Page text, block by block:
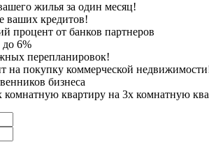
жилья за один месяц!
ваших кредитов!
процент от банков партнеров
до 6%
перепланировок!
на покупку коммерческой
бизнеса
квартиру на 3х комнатную